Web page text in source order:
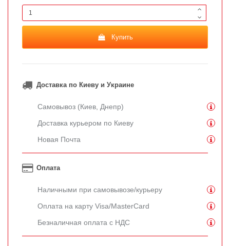
Купить
Доставка по Киеву и Украине
Самовывоз (Киев, Днепр)
Доставка курьером по Киеву
Новая Почта
Оплата
Наличными при самовывозе/курьеру
Оплата на карту Visa/MasterCard
Безналичная оплата с НДС